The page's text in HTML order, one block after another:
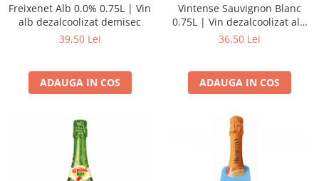
Freixenet Alb 0.0% 0.75L | Vin
alb dezalcoolizat demisec
39,50 Lei
ADAUGA IN COS
Vintense Sauvignon Blanc
0.75L | Vin dezalcoolizat alb
sec
36,50 Lei
ADAUGA IN COS